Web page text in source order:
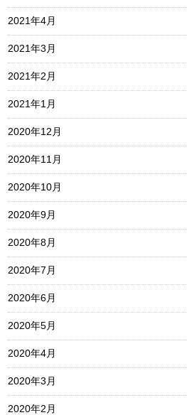
2021年4月
2021年3月
2021年2月
2021年1月
2020年12月
2020年11月
2020年10月
2020年9月
2020年8月
2020年7月
2020年6月
2020年5月
2020年4月
2020年3月
2020年2月